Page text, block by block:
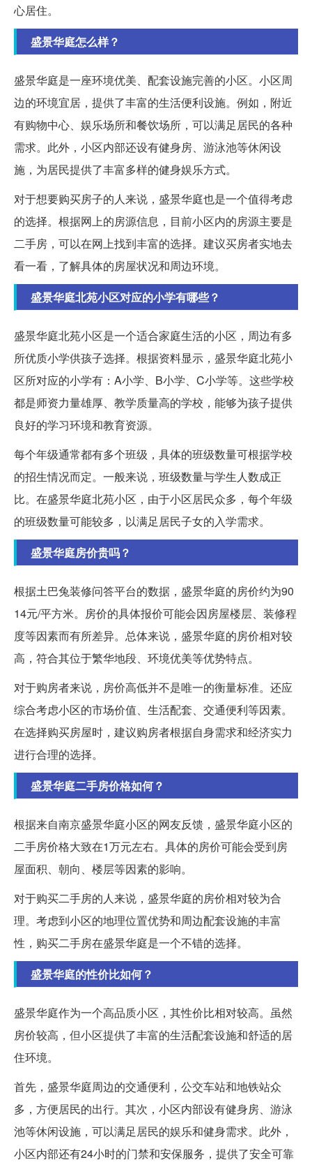
心居住。
盛景华庭怎么样？
盛景华庭是一座环境优美、配套设施完善的小区。小区周
边的环境宜居，提供了丰富的生活便利设施。例如，附近
有购物中心、娱乐场所和餐饮场所，可以满足居民的各种
需求。此外，小区内部还设有健身房、游泳池等休闲设
施，为居民提供了丰富多样的健身娱乐方式。
对于想要购买房子的人来说，盛景华庭也是一个值得考虑
的选择。根据网上的房源信息，目前小区内的房源主要是
二手房，可以在网上找到丰富的选择。建议买房者实地去
看一看，了解具体的房屋状况和周边环境。
盛景华庭北苑小区对应的小学有哪些？
盛景华庭北苑小区是一个适合家庭生活的小区，周边有多
所优质小学供孩子选择。根据资料显示，盛景华庭北苑小
区所对应的小学有：A小学、B小学、C小学等。这些学校
都是师资力量雄厚、教学质量高的学校，能够为孩子提供
良好的学习环境和教育资源。
每个年级通常都有多个班级，具体的班级数量可根据学校
的招生情况而定。一般来说，班级数量与学生人数成正
比。在盛景华庭北苑小区，由于小区居民众多，每个年级
的班级数量可能较多，以满足居民子女的入学需求。
盛景华庭房价贵吗？
根据土巴兔装修问答平台的数据，盛景华庭的房价约为90
14元/平方米。房价的具体报价可能会因房屋楼层、装修程
度等因素而有所差异。总体来说，盛景华庭的房价相对较
高，符合其位于繁华地段、环境优美等优势特点。
对于购房者来说，房价高低并不是唯一的衡量标准。还应
综合考虑小区的市场价值、生活配套、交通便利等因素。
在选择购买房屋时，建议购房者根据自身需求和经济实力
进行合理的选择。
盛景华庭二手房价格如何？
根据来自南京盛景华庭小区的网友反馈，盛景华庭小区的
二手房价格大致在1万元左右。具体的房价可能会受到房
屋面积、朝向、楼层等因素的影响。
对于购买二手房的人来说，盛景华庭的房价相对较为合
理。考虑到小区的地理位置优势和周边配套设施的丰富
性，购买二手房在盛景华庭是一个不错的选择。
盛景华庭的性价比如何？
盛景华庭作为一个高品质小区，其性价比相对较高。虽然
房价较高，但小区提供了丰富的生活配套设施和舒适的居
住环境。
首先，盛景华庭周边的交通便利，公交车站和地铁站众
多，方便居民的出行。其次，小区内部设有健身房、游泳
池等休闲设施，可以满足居民的娱乐和健身需求。此外，
小区内部还有24小时的门禁和安保服务，提供了安全可靠